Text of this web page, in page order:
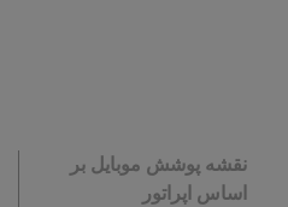
نقشه پوشش موبایل بر
اساس اپراتور